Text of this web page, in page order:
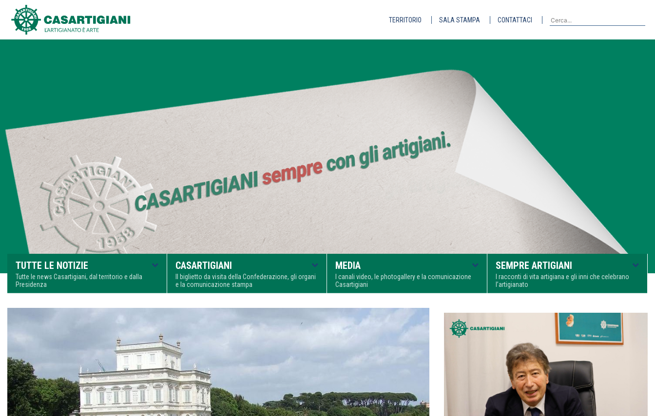
TERRITORIO SALA STAMPA CONTATTACI
TUTTE LE NOTIZIE
Tutte le news Casartigiani, dal territorio e dalla
Presidenza
CASARTIGIANI
Il biglietto da visita della Confederazione, gli organi
e la comunicazione stampa
MEDIA
I canali video, le photogallery e la comunicazione
Casartigiani
SEMPRE ARTIGIANI
I racconti di vita artigiana e gli inni che celebrano
l’artigianato